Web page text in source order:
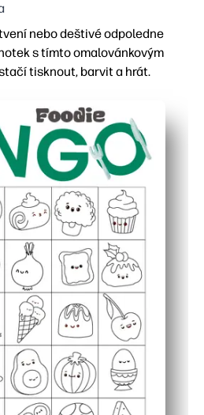
nebo deštivé odpoledne
s tímto omalovánkovým
tisknout, barvit a hrát.
na tisk a jste připraveni na hru bez
malé ruce zaneprázdněné a
zásobu jídla a dovednosti
večírky nebo rodinné noci -